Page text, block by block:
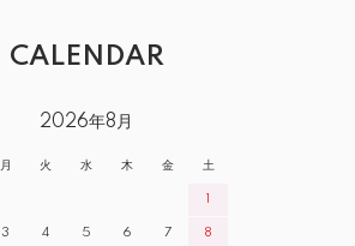
CALENDAR
2026年8月
月 火 水 木 金 土
1
3 4 5 6 7 8